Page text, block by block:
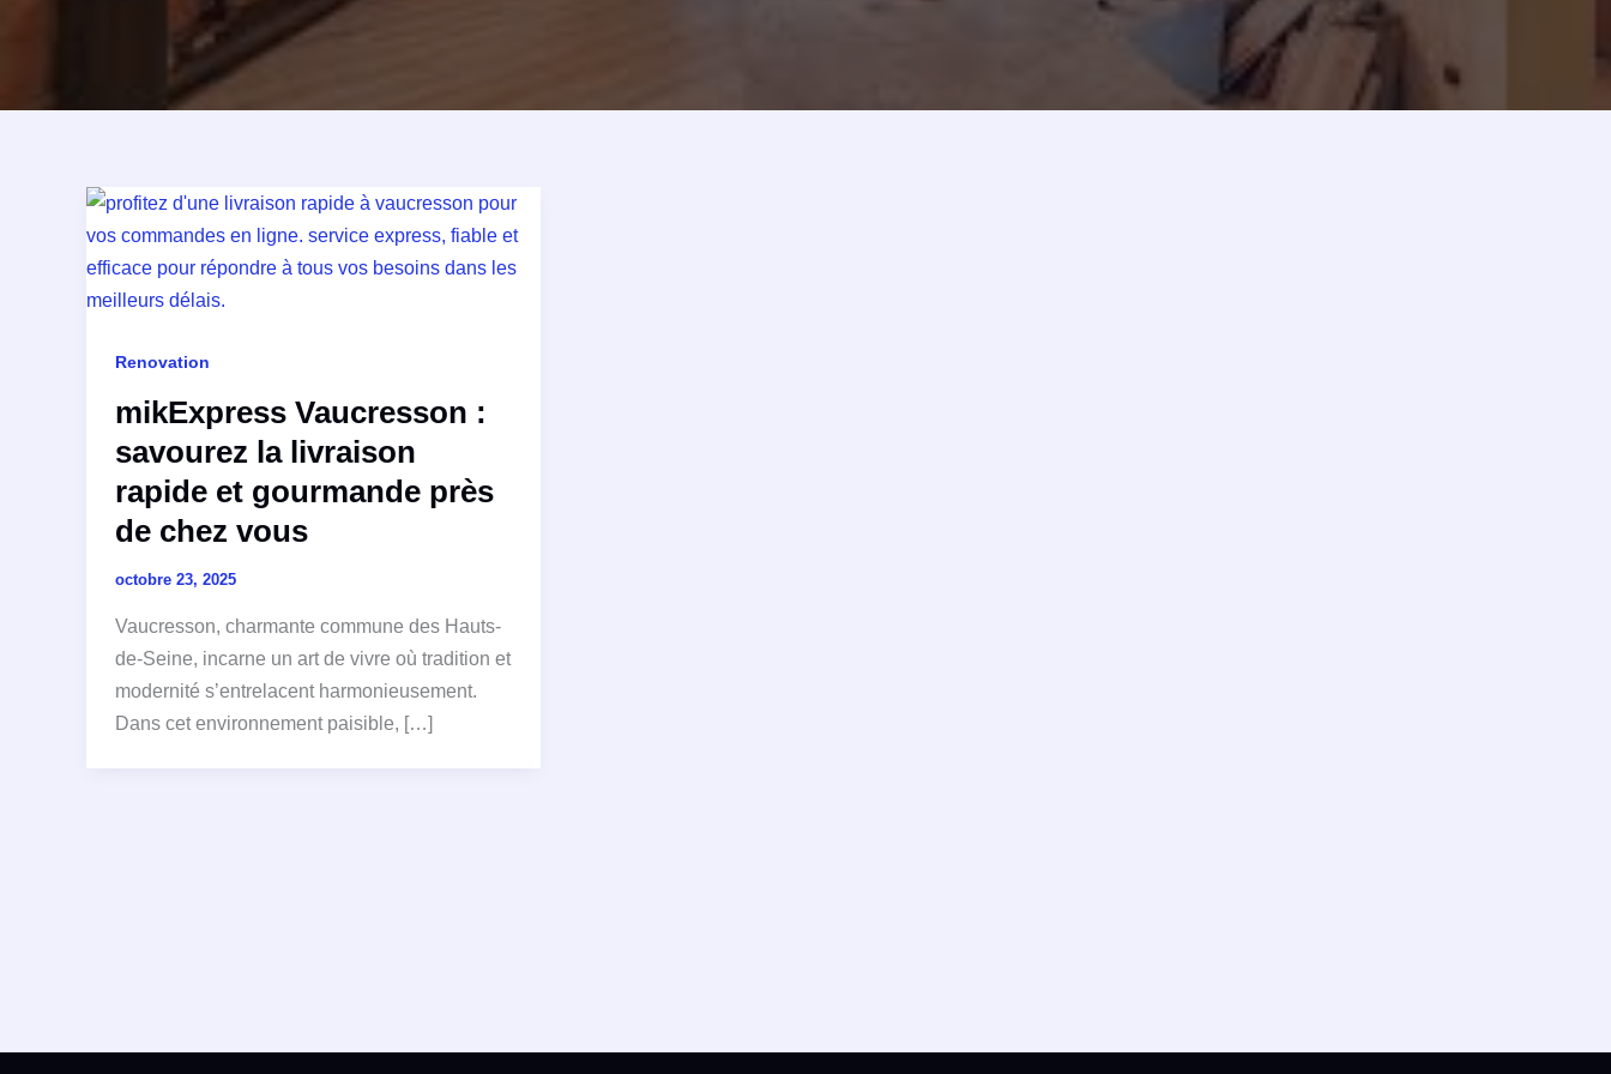
Renovation
mikExpress Vaucresson :
savourez la livraison
rapide et gourmande près
de chez vous
octobre 23, 2025
Vaucresson, charmante commune des Hauts-
de-Seine, incarne un art de vivre où tradition et
modernité s’entrelacent harmonieusement.
Dans cet environnement paisible, […]